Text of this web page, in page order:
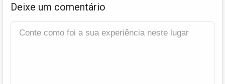
Deixe um comentário